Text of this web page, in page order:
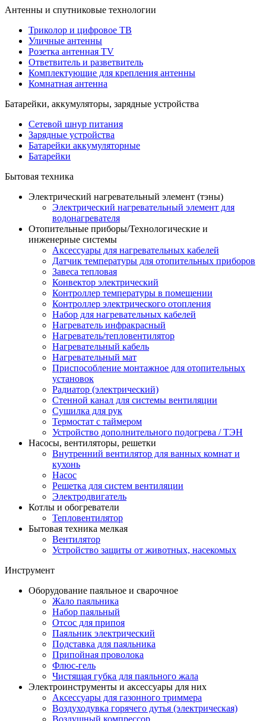
Антенны и спутниковые технологии
Триколор и цифровое ТВ
Уличные антенны
Розетка антенная TV
Ответвитель и разветвитель
Комплектующие для крепления антенны
Комнатная антенна
Батарейки, аккумуляторы, зарядные устройства
Сетевой шнур питания
Зарядные устройства
Батарейки аккумуляторные
Батарейки
Бытовая техника
Электрический нагревательный элемент (тэны)
Электрический нагревательный элемент для
водонагревателя
Отопительные приборы/Технологические и
инженерные системы
Аксессуары для нагревательных кабелей
Датчик температуры для отопительных приборов
Завеса тепловая
Конвектор электрический
Контроллер температуры в помещении
Контроллер электрического отопления
Набор для нагревательных кабелей
Нагреватель инфракрасный
Нагреватель/тепловентилятор
Нагревательный кабель
Нагревательный мат
Приспособление монтажное для отопительных
установок
Радиатор (электрический)
Стенной канал для системы вентиляции
Сушилка для рук
Термостат с таймером
Устройство дополнительного подогрева / ТЭН
Насосы, вентиляторы, решетки
Внутренний вентилятор для ванных комнат и
кухонь
Насос
Решетка для систем вентиляции
Электродвигатель
Котлы и обогреватели
Тепловентилятор
Бытовая техника мелкая
Вентилятор
Устройство защиты от животных, насекомых
Инструмент
Оборудование паяльное и сварочное
Жало паяльника
Набор паяльный
Отсос для припоя
Паяльник электрический
Подставка для паяльника
Припойная проволока
Флюс-гель
Чистящая губка для паяльного жала
Электроинструменты и аксессуары для них
Аксессуары для газонного триммера
Воздуходувка горячего дутья (электрическая)
Воздушный компрессор